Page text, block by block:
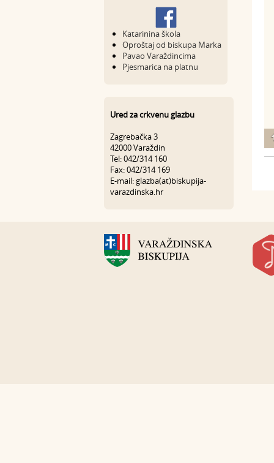
Katarinina škola
Oproštaj od biskupa Marka
Pavao Varaždincima
Pjesmarica na platnu
Ured za crkvenu glazbu
Zagrebačka 3
42000 Varaždin
Tel: 042/314 160
Fax: 042/314 169
E-mail: glazba(at)biskupija-
varazdinska.hr